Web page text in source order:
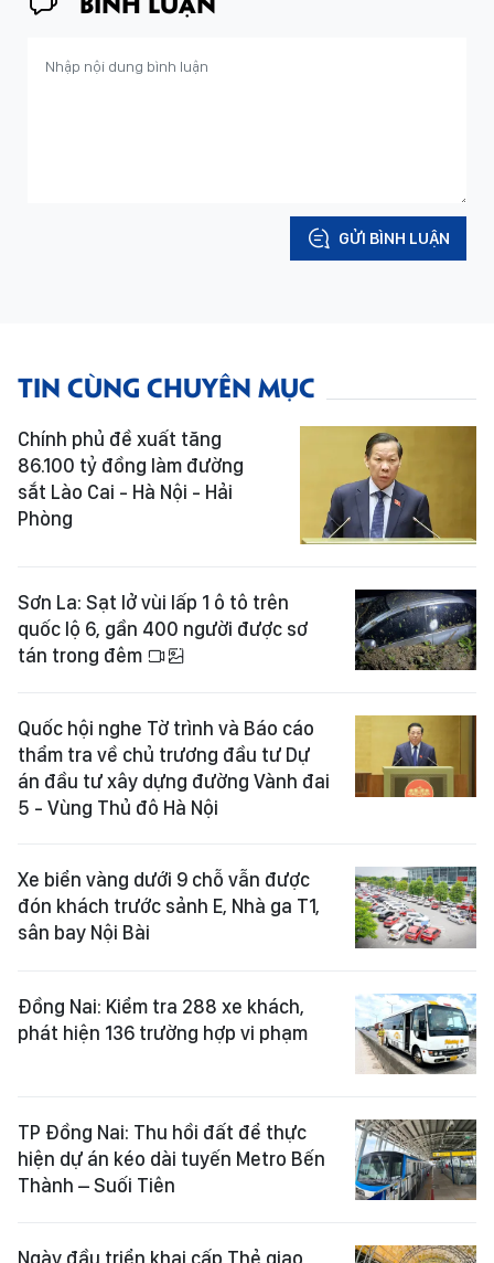
GỬI BÌNH LUẬN
TIN CÙNG CHUYÊN MỤC
Chính phủ đề xuất tăng
86.100 tỷ đồng làm đường
sắt Lào Cai - Hà Nội - Hải
Phòng
Sơn La: Sạt lở vùi lấp 1 ô tô trên
quốc lộ 6, gần 400 người được sơ
tán trong đêm
Quốc hội nghe Tờ trình và Báo cáo
thẩm tra về chủ trương đầu tư Dự
án đầu tư xây dựng đường Vành đai
5 - Vùng Thủ đô Hà Nội
Xe biển vàng dưới 9 chỗ vẫn được
đón khách trước sảnh E, Nhà ga T1,
sân bay Nội Bài
Đồng Nai: Kiểm tra 288 xe khách,
phát hiện 136 trường hợp vi phạm
TP Đồng Nai: Thu hồi đất để thực
hiện dự án kéo dài tuyến Metro Bến
Thành – Suối Tiên